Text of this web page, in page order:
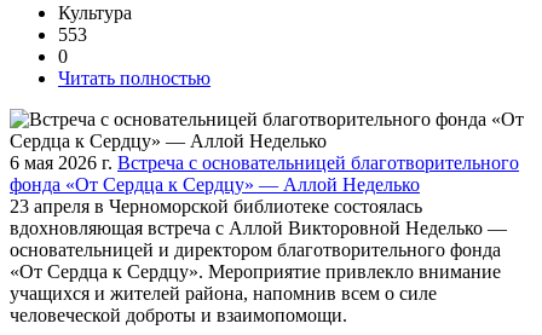
Культура
553
0
Читать полностью
6 мая 2026 г. Встреча с основательницей благотворительного
фонда «От Сердца к Сердцу» — Аллой Неделько
23 апреля в Черноморской библиотеке состоялась
вдохновляющая встреча с Аллой Викторовной Неделько —
основательницей и директором благотворительного фонда
«От Сердца к Сердцу». Мероприятие привлекло внимание
учащихся и жителей района, напомнив всем о силе
человеческой доброты и взаимопомощи.